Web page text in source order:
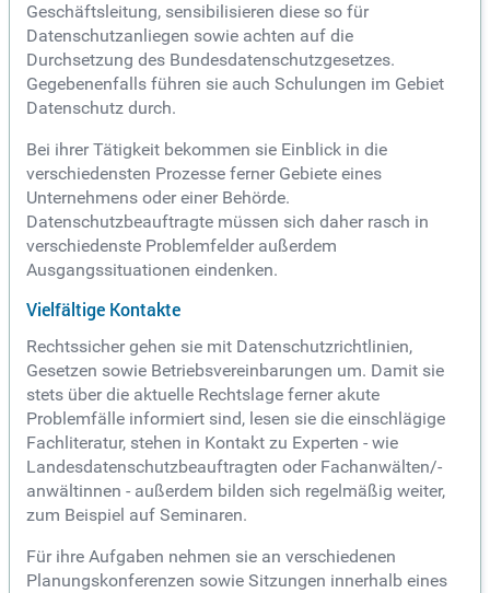
Geschäftsleitung, sensibilisieren diese so für
Datenschutzanliegen sowie achten auf die
Durchsetzung des Bundesdatenschutzgesetzes.
Gegebenenfalls führen sie auch Schulungen im Gebiet
Datenschutz durch.
Bei ihrer Tätigkeit bekommen sie Einblick in die
verschiedensten Prozesse ferner Gebiete eines
Unternehmens oder einer Behörde.
Datenschutzbeauftragte müssen sich daher rasch in
verschiedenste Problemfelder außerdem
Ausgangssituationen eindenken.
Vielfältige Kontakte
Rechtssicher gehen sie mit Datenschutzrichtlinien,
Gesetzen sowie Betriebsvereinbarungen um. Damit sie
stets über die aktuelle Rechtslage ferner akute
Problemfälle informiert sind, lesen sie die einschlägige
Fachliteratur, stehen in Kontakt zu Experten - wie
Landesdatenschutzbeauftragten oder Fachanwälten/-
anwältinnen - außerdem bilden sich regelmäßig weiter,
zum Beispiel auf Seminaren.
Für ihre Aufgaben nehmen sie an verschiedenen
Planungskonferenzen sowie Sitzungen innerhalb eines